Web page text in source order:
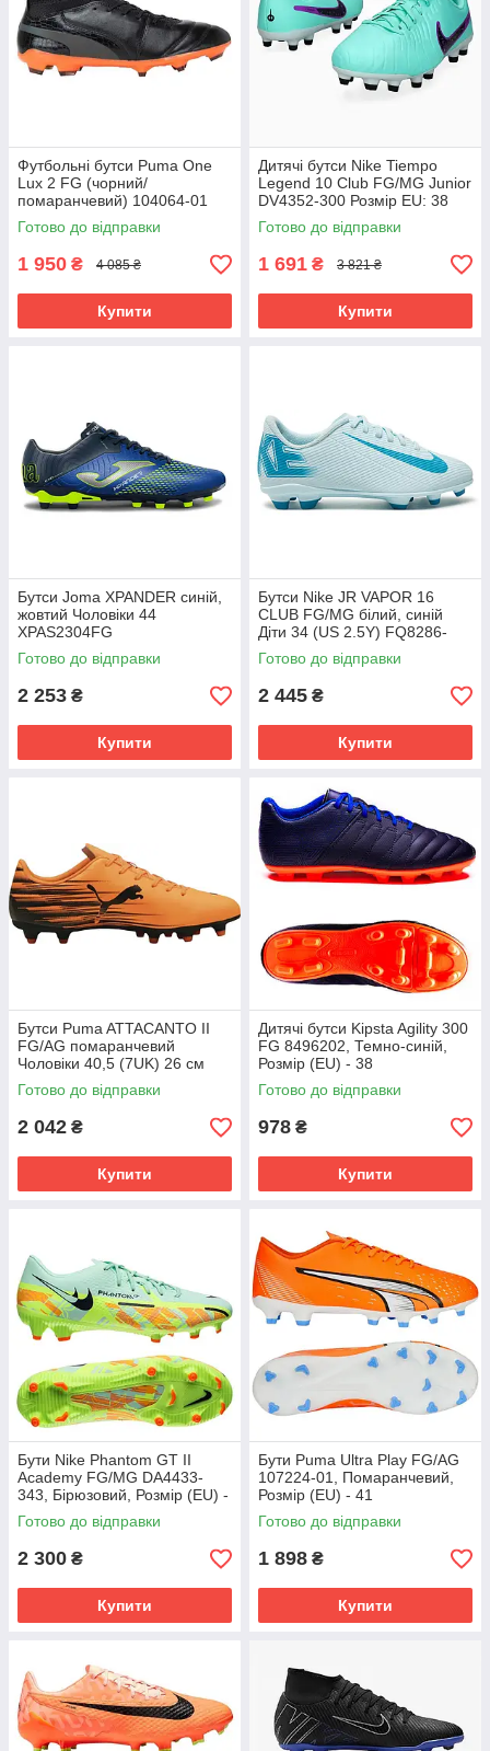
Футбольні бутси Puma One
Lux 2 FG (чорний/
помаранчевий) 104064-01
Розмір EU: 44
Готово до відправки
1 950 ₴ 4 085 ₴
Купити
Дитячі бутси Nike Tiempo
Legend 10 Club FG/MG Junior
DV4352-300 Розмір EU: 38
Готово до відправки
1 691 ₴ 3 821 ₴
Купити
Бутси Joma XPANDER синій,
жовтий Чоловіки 44
XPAS2304FG
Готово до відправки
2 253 ₴
Купити
Бутси Nike JR VAPOR 16
CLUB FG/MG білий, синій
Діти 34 (US 2.5Y) FQ8286-
400
Готово до відправки
2 445 ₴
Купити
Бутси Puma ATTACANTO II
FG/AG помаранчевий
Чоловіки 40,5 (7UK) 26 см
108493-04
Готово до відправки
2 042 ₴
Купити
Дитячі бутси Kipsta Agility 300
FG 8496202, Темно-синій,
Розмір (EU) - 38
Готово до відправки
978 ₴
Купити
Бути Nike Phantom GT II
Academy FG/MG DA4433-
343, Бірюзовий, Розмір (EU) -
45.5
Готово до відправки
2 300 ₴
Купити
Бути Puma Ultra Play FG/AG
107224-01, Помаранчевий,
Розмір (EU) - 41
Готово до відправки
1 898 ₴
Купити